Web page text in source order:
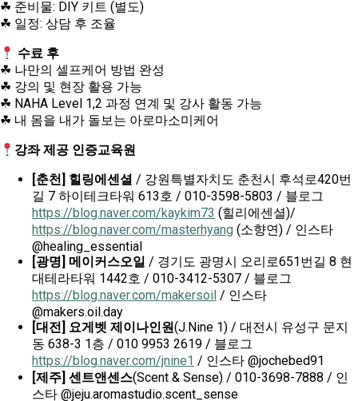
☘ 준비물: DIY 키트 (별도)
☘ 일정: 상담 후 조율
수료 후
☘ 나만의 셀프케어 방법 완성
☘ 강의 및 현장 활용 가능
☘ NAHA Level 1,2 과정 연계 및 강사 활동 가능
☘ 내 몸을 내가 돌보는 아로마소미케어
강좌 제공 인증교육원
[춘천] 힐링에센셜 / 강원특별자치도 춘천시 후석로420번
길 7 하이테크타워 613호 / 010-3598-5803 / 블로그
https://blog.naver.com/kaykim73 (힐리에센셜)/
https://blog.naver.com/masterhyang (소향연) / 인스타
@healing_essential
[광명] 메이커스오일 / 경기도 광명시 오리로651번길 8 현
대테라타워 1442호 / 010-3412-5307 / 블로그
https://blog.naver.com/makersoil / 인스타
@makers.oil.day
[대전] 요게벳 제이나인원(J.Nine 1) / 대전시 유성구 문지
동 638-3 1층 / 010 9953 2619 / 블로그
https://blog.naver.com/jnine1 / 인스타 @jochebed91
[제주] 센트앤센스(Scent & Sense) / 010-3698-7888 / 인
스타 @jeju.aromastudio.scent_sense